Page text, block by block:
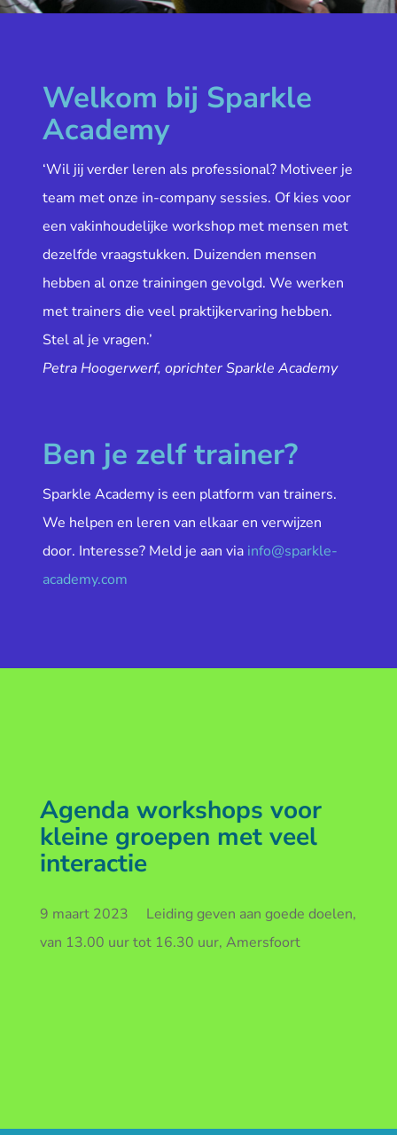
Welkom bij Sparkle
Academy
‘Wil jij verder leren als professional? Motiveer je
team met onze in-company sessies. Of kies voor
een vakinhoudelijke workshop met mensen met
dezelfde vraagstukken. Duizenden mensen
hebben al onze trainingen gevolgd. We werken
met trainers die veel praktijkervaring hebben.
Stel al je vragen.’
Petra Hoogerwerf, oprichter Sparkle Academy
Ben je zelf trainer?
Sparkle Academy is een platform van trainers.
We helpen en leren van elkaar en verwijzen
door. Interesse? Meld je aan via info@sparkle-
academy.com
Agenda workshops voor
kleine groepen met veel
interactie
9 maart 2023 Leiding geven aan goede doelen,
van 13.00 uur tot 16.30 uur, Amersfoort